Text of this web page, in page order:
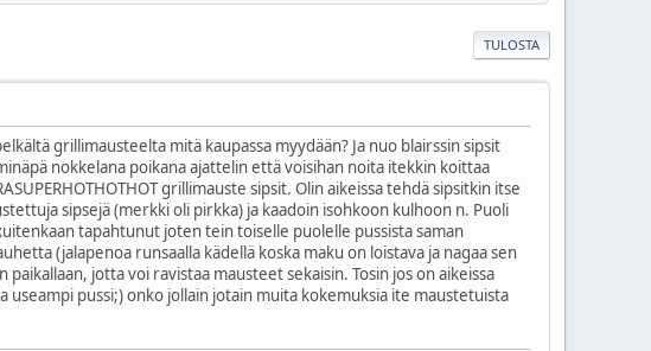
TULOSTA
grillimausteelta mitä kaupassa myydään? Ja nuo blairssin sipsit
nokkelana poikana ajattelin että voisihan noita itekkin koittaa
grillimauste sipsit. Olin aikeissa tehdä sipsitkin itse
sipsejä (merkki oli pirkka) ja kaadoin isohkoon kulhoon n. Puoli
tapahtunut joten tein toiselle puolelle pussista saman
(jalapenoa runsaalla kädellä koska maku on loistava ja nagaa sen
jotta voi ravistaa mausteet sekaisin. Tosin jos on aikeissa
pussi;) onko jollain jotain muita kokemuksia ite maustetuista